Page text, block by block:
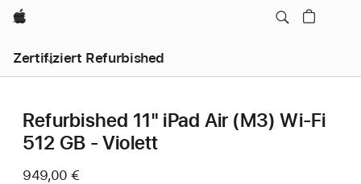
Apple
Zertifiziert Refurbished
Refurbished 11" iPad Air (M3) Wi‑Fi
512 GB - Violett
949,00 €